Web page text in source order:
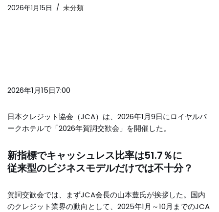
2026年1月15日 未分類
2026年1月15日7:00
日本クレジット協会（JCA）は、2026年1月9日にロイヤルパ
ークホテルで「2026年賀詞交歓会」を開催した。
新指標でキャッシュレス比率は51.7％に
従来型のビジネスモデルだけでは不十分？
賀詞交歓会では、まずJCA会長の山本豊氏が挨拶した。国内
のクレジット業界の動向として、2025年1月～10月までのJCA